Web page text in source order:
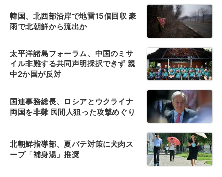
韓国、北西部沿岸で地雷15個回収 豪
雨で北朝鮮から流出か
太平洋諸島フォーラム、中国のミサ
イル非難する共同声明採択できず 親
中2か国が反対
国連事務総長、ロシアとウクライナ
両国を非難 民間人狙った攻撃めぐり
北朝鮮指導部、夏バテ対策に犬肉ス
ープ「補身湯」推奨